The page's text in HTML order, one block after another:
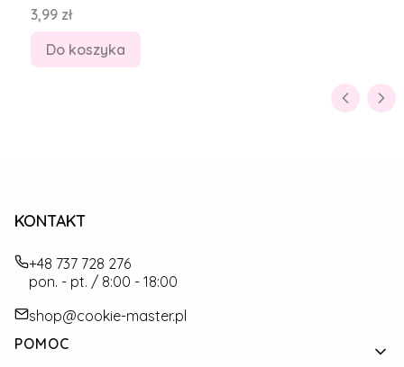
Cena
3,99 zł
Do koszyka
KONTAKT
+48 737 728 276
pon. - pt. / 8:00 - 18:00
shop@cookie-master.pl
Linki w stopce
POMOC